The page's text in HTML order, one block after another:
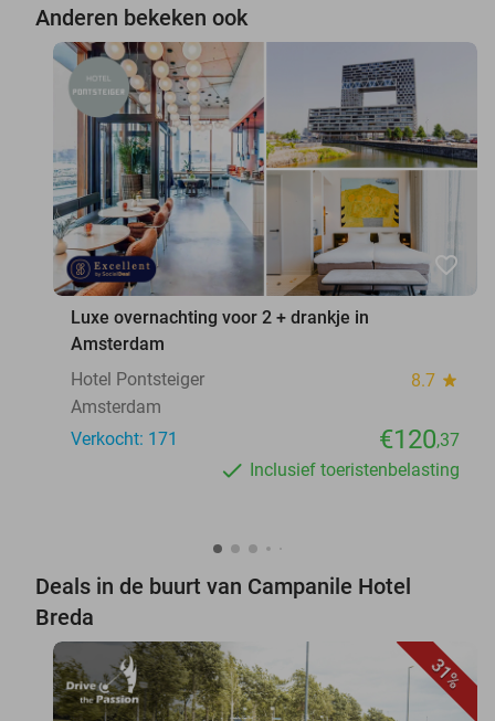
Anderen bekeken ook
favorite_border
Luxe overnachting voor 2 + drankje in
Amsterdam
Hotel Pontsteiger
8.7 star
Amsterdam
Verkocht: 171
€120,37
Inclusief toeristenbelasting
Deals in de buurt van Campanile Hotel
Breda
31%